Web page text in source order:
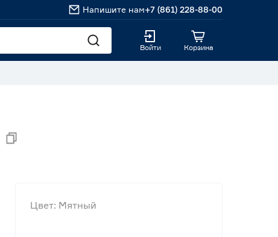
Напишите нам+7 (861) 228-88-00
Войти Корзина
Цвет: Мятный